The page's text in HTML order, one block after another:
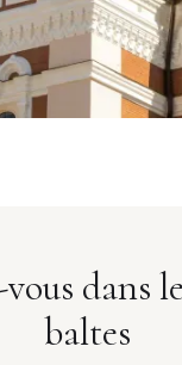
dans
baltes